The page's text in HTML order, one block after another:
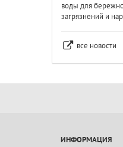
воды для
загрязнений и
все новости
ИНФОРМАЦИЯ